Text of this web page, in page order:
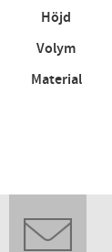
Höjd
Volym
Material